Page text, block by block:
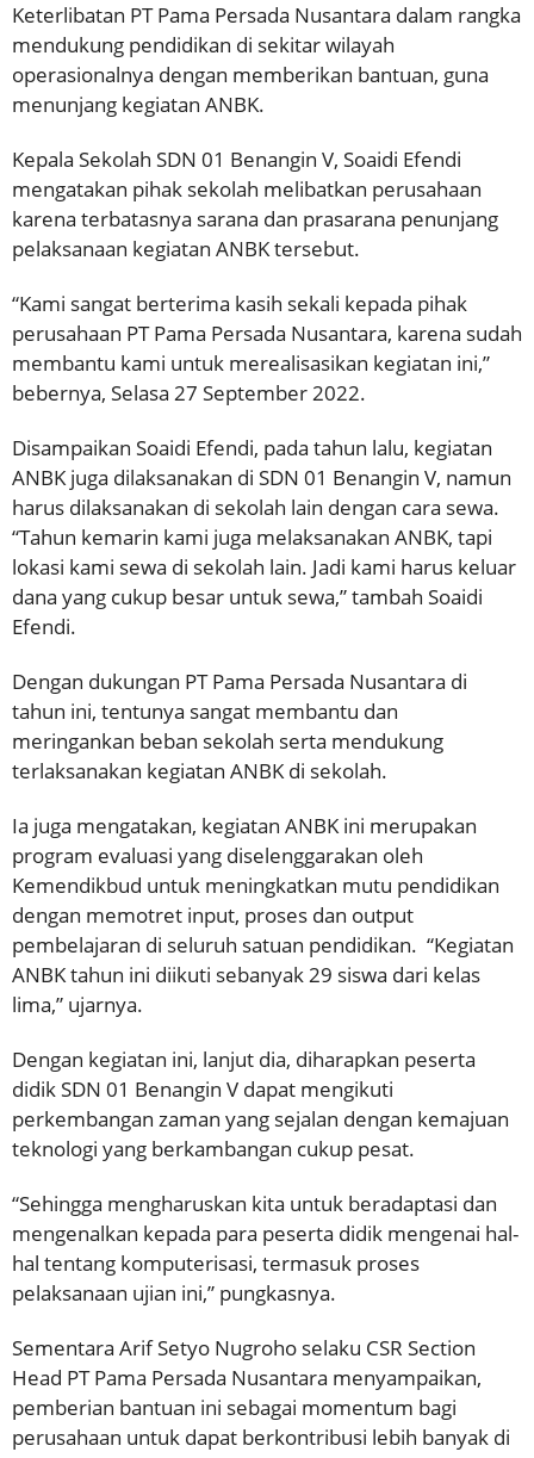
Keterlibatan PT Pama Persada Nusantara dalam rangka
mendukung pendidikan di sekitar wilayah
operasionalnya dengan memberikan bantuan, guna
menunjang kegiatan ANBK.
Kepala Sekolah SDN 01 Benangin V, Soaidi Efendi
mengatakan pihak sekolah melibatkan perusahaan
karena terbatasnya sarana dan prasarana penunjang
pelaksanaan kegiatan ANBK tersebut.
“Kami sangat berterima kasih sekali kepada pihak
perusahaan PT Pama Persada Nusantara, karena sudah
membantu kami untuk merealisasikan kegiatan ini,”
bebernya, Selasa 27 September 2022.
Disampaikan Soaidi Efendi, pada tahun lalu, kegiatan
ANBK juga dilaksanakan di SDN 01 Benangin V, namun
harus dilaksanakan di sekolah lain dengan cara sewa.
“Tahun kemarin kami juga melaksanakan ANBK, tapi
lokasi kami sewa di sekolah lain. Jadi kami harus keluar
dana yang cukup besar untuk sewa,” tambah Soaidi
Efendi.
Dengan dukungan PT Pama Persada Nusantara di
tahun ini, tentunya sangat membantu dan
meringankan beban sekolah serta mendukung
terlaksanakan kegiatan ANBK di sekolah.
Ia juga mengatakan, kegiatan ANBK ini merupakan
program evaluasi yang diselenggarakan oleh
Kemendikbud untuk meningkatkan mutu pendidikan
dengan memotret input, proses dan output
pembelajaran di seluruh satuan pendidikan. “Kegiatan
ANBK tahun ini diikuti sebanyak 29 siswa dari kelas
lima,” ujarnya.
Dengan kegiatan ini, lanjut dia, diharapkan peserta
didik SDN 01 Benangin V dapat mengikuti
perkembangan zaman yang sejalan dengan kemajuan
teknologi yang berkambangan cukup pesat.
“Sehingga mengharuskan kita untuk beradaptasi dan
mengenalkan kepada para peserta didik mengenai hal-
hal tentang komputerisasi, termasuk proses
pelaksanaan ujian ini,” pungkasnya.
Sementara Arif Setyo Nugroho selaku CSR Section
Head PT Pama Persada Nusantara menyampaikan,
pemberian bantuan ini sebagai momentum bagi
perusahaan untuk dapat berkontribusi lebih banyak di